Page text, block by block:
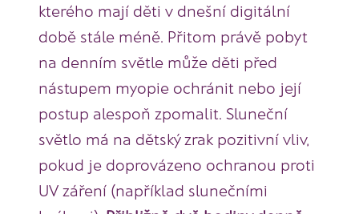
kterého mají děti v dnešní digitální
době stále méně. Přitom právě pobyt
na denním světle může děti před
nástupem myopie ochránit nebo její
postup alespoň zpomalit. Sluneční
světlo má na dětský zrak pozitivní vliv,
pokud je doprovázeno ochranou proti
UV záření (například slunečními